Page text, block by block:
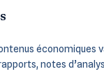
économiques
notes